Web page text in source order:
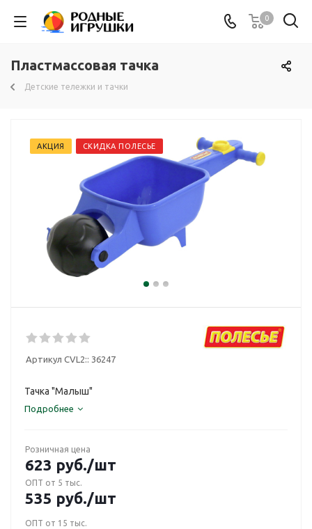
0
Пластмассовая тачка
Детские тележки и тачки
АКЦИЯ СКИДКА ПОЛЕСЬЕ
Артикул CVL2:: 36247
Тачка "Малыш"
Подробнее
Розничная цена
623 руб./шт
ОПТ от 5 тыс.
535 руб./шт
ОПТ от 15 тыс.